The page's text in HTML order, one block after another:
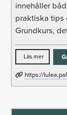
innehåller
praktiska tips
Grundkurs,
Läs mer
https://